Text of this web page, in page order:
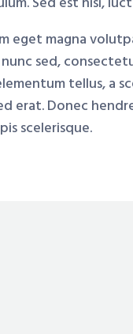
eget magna
sed,
tellus, a
erat. Donec
scelerisque.